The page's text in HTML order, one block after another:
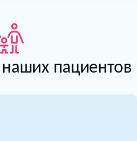
наших пациентов